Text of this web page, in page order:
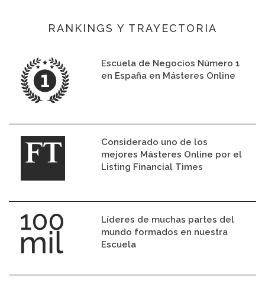
RANKINGS Y TRAYECTORIA
Escuela de Negocios Número 1
en España en Másteres Online
Considerado uno de los
mejores Másteres Online por el
Listing Financial Times
Líderes de muchas partes del
mundo formados en nuestra
Escuela